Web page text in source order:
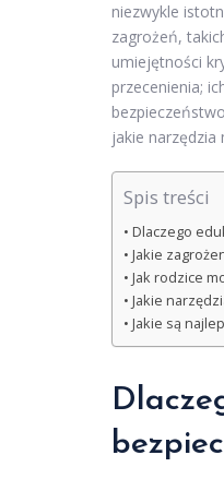
niezwykle
zagrożeń,
umiejętności
przecenienia;
jakie
Spis treści
Dlaczego
Jakie
Jak rodzice
Jakie
Jakie są